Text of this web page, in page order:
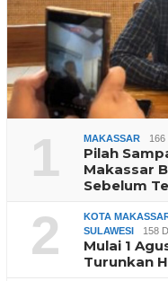
1 MAKASSAR 166
Pilah
Makassar
Sebelum
2 KOTA
SULAWESI
158
Mulai 1
Turunkan